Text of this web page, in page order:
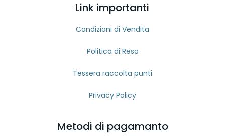
Link importanti
Condizioni di Vendita
Politica di Reso
Tessera raccolta punti
Privacy Policy
Metodi di pagamanto